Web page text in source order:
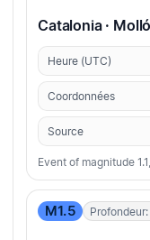
Catalonia · Molló
Heure (UTC)
Coordonnées
Source
Event of magnitude
M1.5